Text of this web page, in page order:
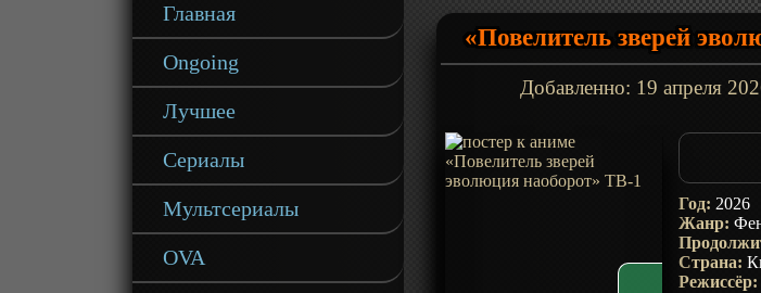
Главная
Ongoing
Лучшее
Сериалы
Мультсериалы
OVA
«Повелитель зверей
Добавленно: 19 апреля
Год: 2026
Жанр:
Страна: